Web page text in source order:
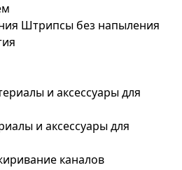
Штрипсы без напыления
и аксессуары для